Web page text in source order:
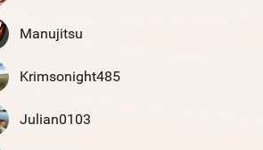
Manujitsu
Krimsonight485
Julian0103